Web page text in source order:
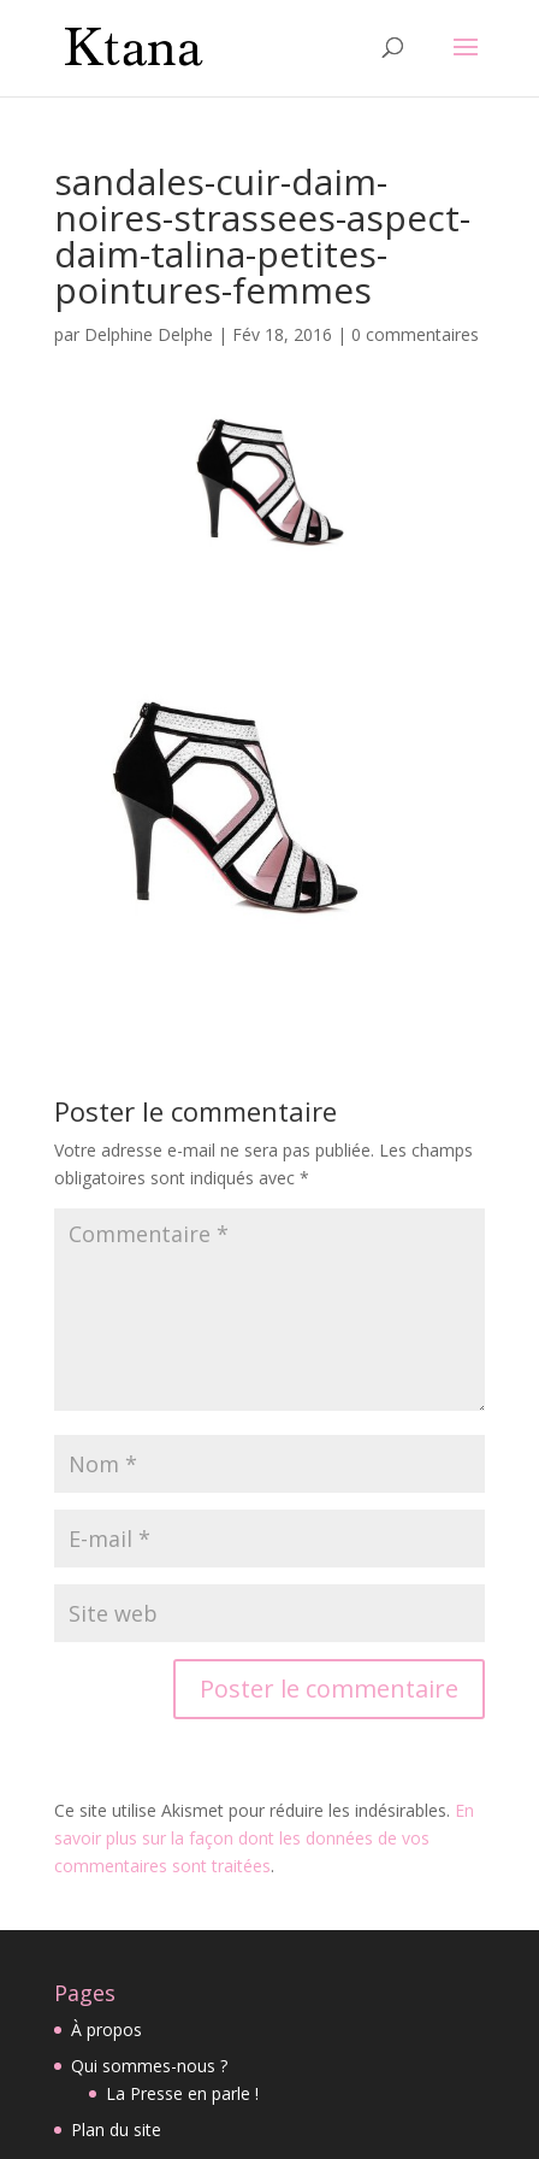
sandales-cuir-daim-
noires-strassees-aspect-
daim-talina-petites-
pointures-femmes
par Delphine Delphe | Fév 18, 2016 | 0 commentaires
Poster le commentaire
Votre adresse e-mail ne sera pas publiée. Les champs
obligatoires sont indiqués avec *
Ce site utilise Akismet pour réduire les indésirables. En
savoir plus sur la façon dont les données de vos
commentaires sont traitées.
Pages
À propos
Qui sommes-nous ?
La Presse en parle !
Plan du site